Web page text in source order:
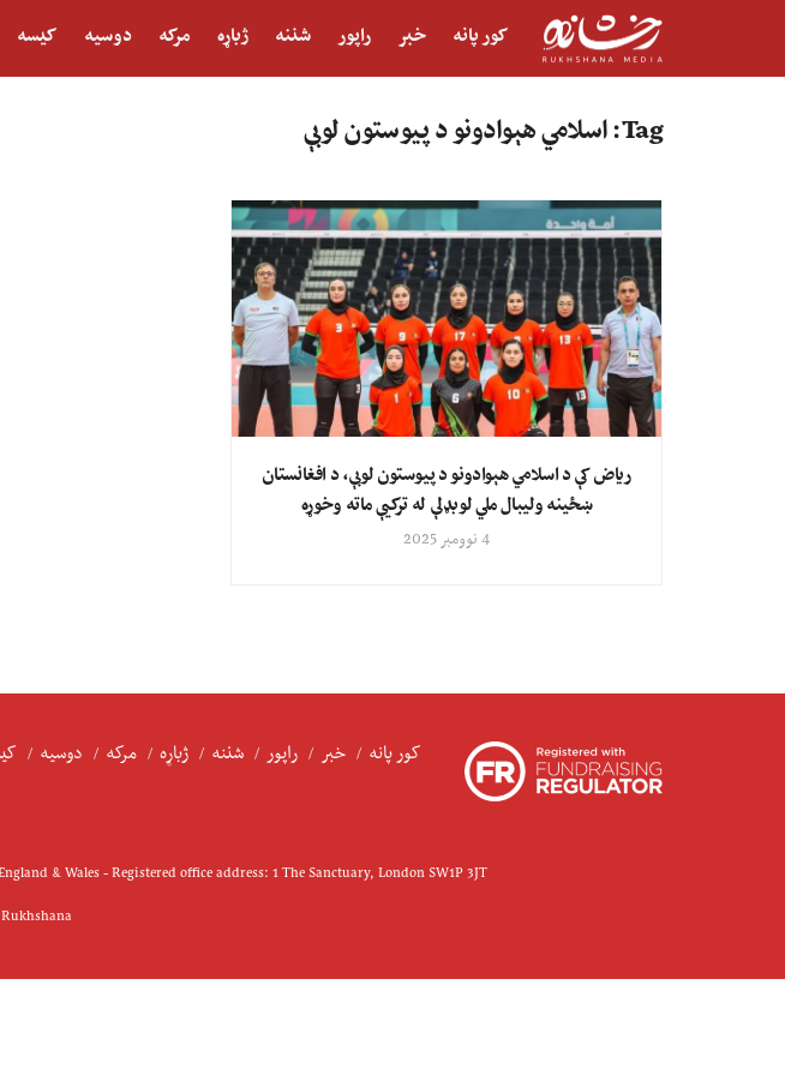
کور پانه خبر راپور شننه ژباړه مرکه دوسیه کیسه
Tag: اسلامي هېوادونو د پیوستون لوبې
ریاض کې د اسلامي هېوادونو د پیوستون لوبې، د افغانستان
ښځینه ولیبال ملي لوبډلې له ترکیې ماته وخوړه
4 نوومبر 2025
کور پانه خبر راپور شننه ژباړه مرکه دوسیه
& Wales - Registered office address: 1 The Sanctuary, London SW1P 3JT